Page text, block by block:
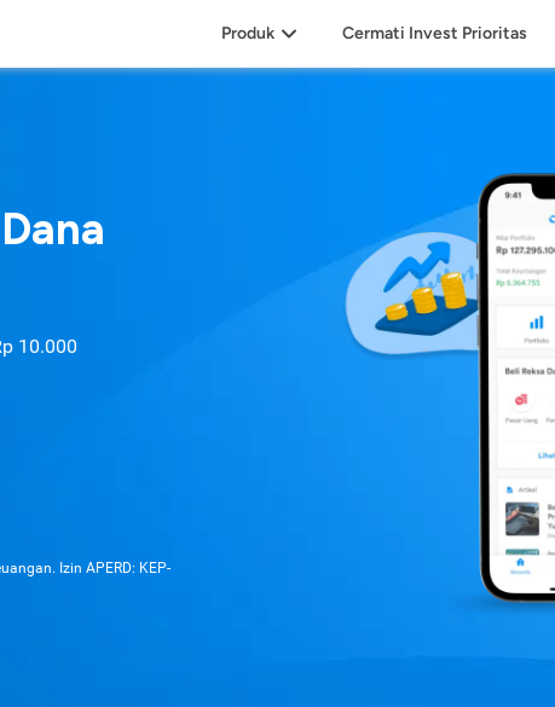
Produk Cermati Invest Prioritas
10.000
Izin APERD: KEP-